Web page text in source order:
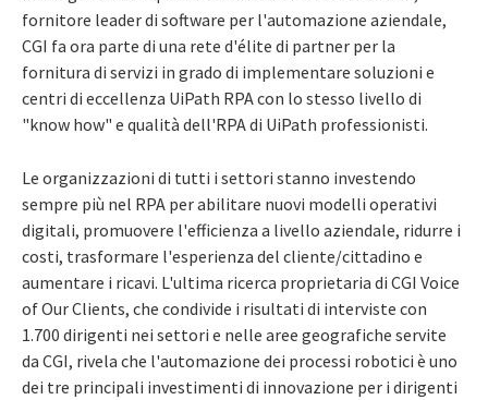
fornitore leader di software per l'automazione aziendale,
CGI fa ora parte di una rete d'élite di partner per la
fornitura di servizi in grado di implementare soluzioni e
centri di eccellenza UiPath RPA con lo stesso livello di
"know how" e qualità dell'RPA di UiPath professionisti.
Le organizzazioni di tutti i settori stanno investendo
sempre più nel RPA per abilitare nuovi modelli operativi
digitali, promuovere l'efficienza a livello aziendale, ridurre i
costi, trasformare l'esperienza del cliente/cittadino e
aumentare i ricavi. L'ultima ricerca proprietaria di CGI Voice
of Our Clients, che condivide i risultati di interviste con
1.700 dirigenti nei settori e nelle aree geografiche servite
da CGI, rivela che l'automazione dei processi robotici è uno
dei tre principali investimenti di innovazione per i dirigenti